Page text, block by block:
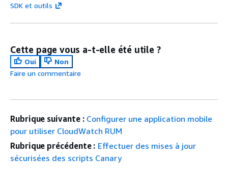
SDK et outils
Cette page vous a-t-elle été utile ?
Oui
Non
Faire un commentaire
Rubrique suivante : Configurer une application mobile
pour utiliser CloudWatch RUM
Rubrique précédente : Effectuer des mises à jour
sécurisées des scripts Canary